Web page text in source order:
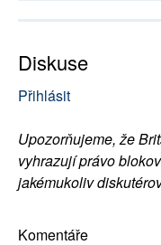
Diskuse
Přihlásit
Upozorňujeme, že
vyhrazují právo
jakémukoliv
Komentáře